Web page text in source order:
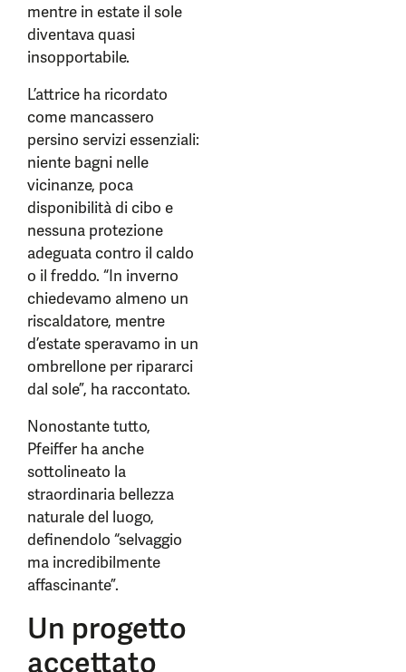
mentre in estate il sole
diventava quasi
insopportabile.
L’attrice ha ricordato
come mancassero
persino servizi essenziali:
niente bagni nelle
vicinanze, poca
disponibilità di cibo e
nessuna protezione
adeguata contro il caldo
o il freddo. “In inverno
chiedevamo almeno un
riscaldatore, mentre
d’estate speravamo in un
ombrellone per ripararci
dal sole”, ha raccontato.
Nonostante tutto,
Pfeiffer ha anche
sottolineato la
straordinaria bellezza
naturale del luogo,
definendolo “selvaggio
ma incredibilmente
affascinante”.
Un progetto
accettato